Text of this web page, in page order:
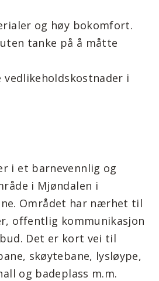
og høy bokomfort.
tanke på å måtte
i
i et barnevennlig og
i Mjøndalen i
Området har nærhet til
offentlig kommunikasjon
Det er kort vei til
skøytebane, lysløype,
og badeplass m.m.